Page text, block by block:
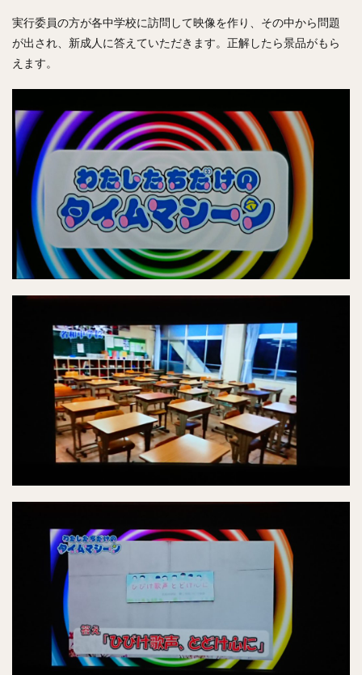
実行委員の方が各中学校に訪問して映像を作り、その中から問題
が出され、新成人に答えていただきます。正解したら景品がもら
えます。